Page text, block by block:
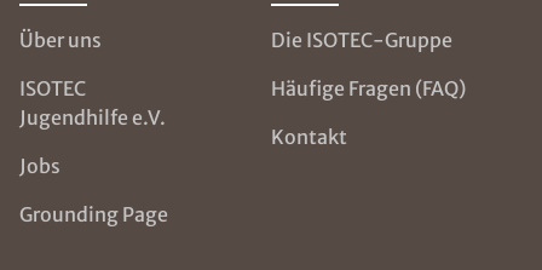
Über uns
ISOTEC
Jugendhilfe e.V.
Jobs
Grounding Page
Die ISOTEC-Gruppe
Häufige Fragen (FAQ)
Kontakt